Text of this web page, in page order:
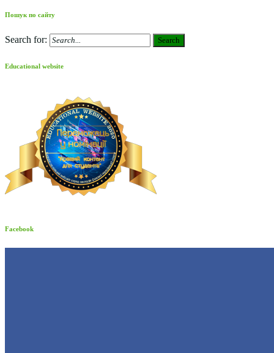
Пошук по сайту
Search for: Search
Educational website
Facebook